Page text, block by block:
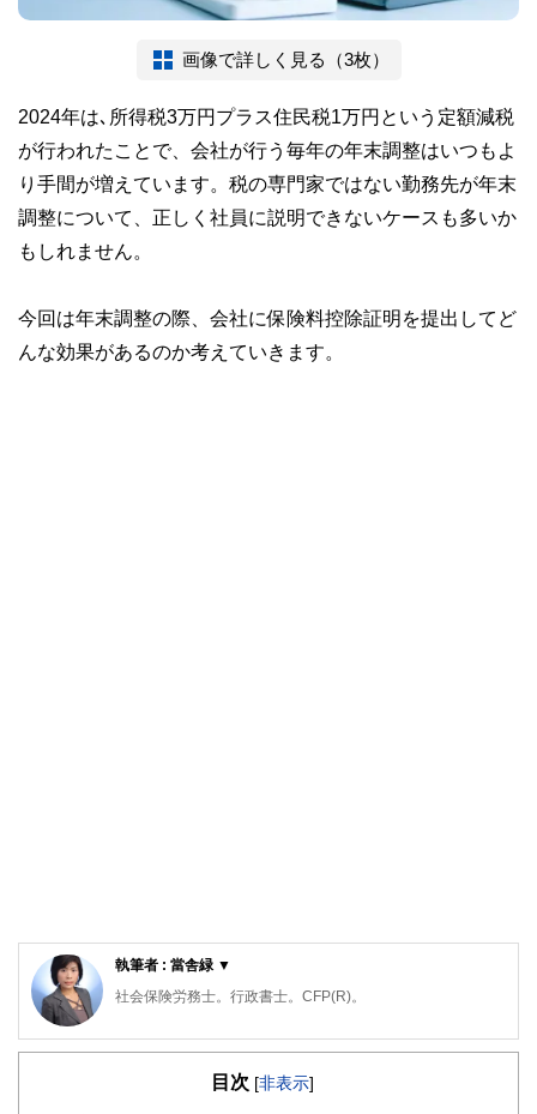
画像で詳しく見る（3枚）
2024年は､所得税3万円プラス住民税1万円という定額減税
が行われたことで、会社が行う毎年の年末調整はいつもよ
り手間が増えています。税の専門家ではない勤務先が年末
調整について、正しく社員に説明できないケースも多いか
もしれません。
今回は年末調整の際、会社に保険料控除証明を提出してど
んな効果があるのか考えていきます。
執筆者 : 當舎緑 ▼
社会保険労務士。行政書士。CFP(R)。
阪神淡路大震災の経験から、法律やお金の大切さを実感し、
続き、相談にのる傍ら、一般消費者向けのセミナーや執筆活
目次 [非表示]